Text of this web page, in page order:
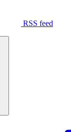
RSS feed